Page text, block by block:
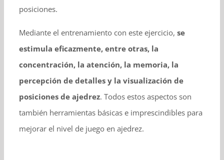
posiciones.
Mediante el entrenamiento con este ejercicio, se
estimula eficazmente, entre otras, la
concentración, la atención, la memoria, la
percepción de detalles y la visualización de
posiciones de ajedrez. Todos estos aspectos son
también herramientas básicas e imprescindibles para
mejorar el nivel de juego en ajedrez.